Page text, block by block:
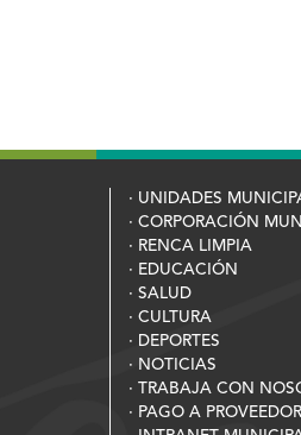
· UNIDADES
· CORPORACIÓN
· RENCA LIMPIA
· EDUCACIÓN
· SALUD
· CULTURA
· DEPORTES
· NOTICIAS
· TRABAJA CON
· PAGO A